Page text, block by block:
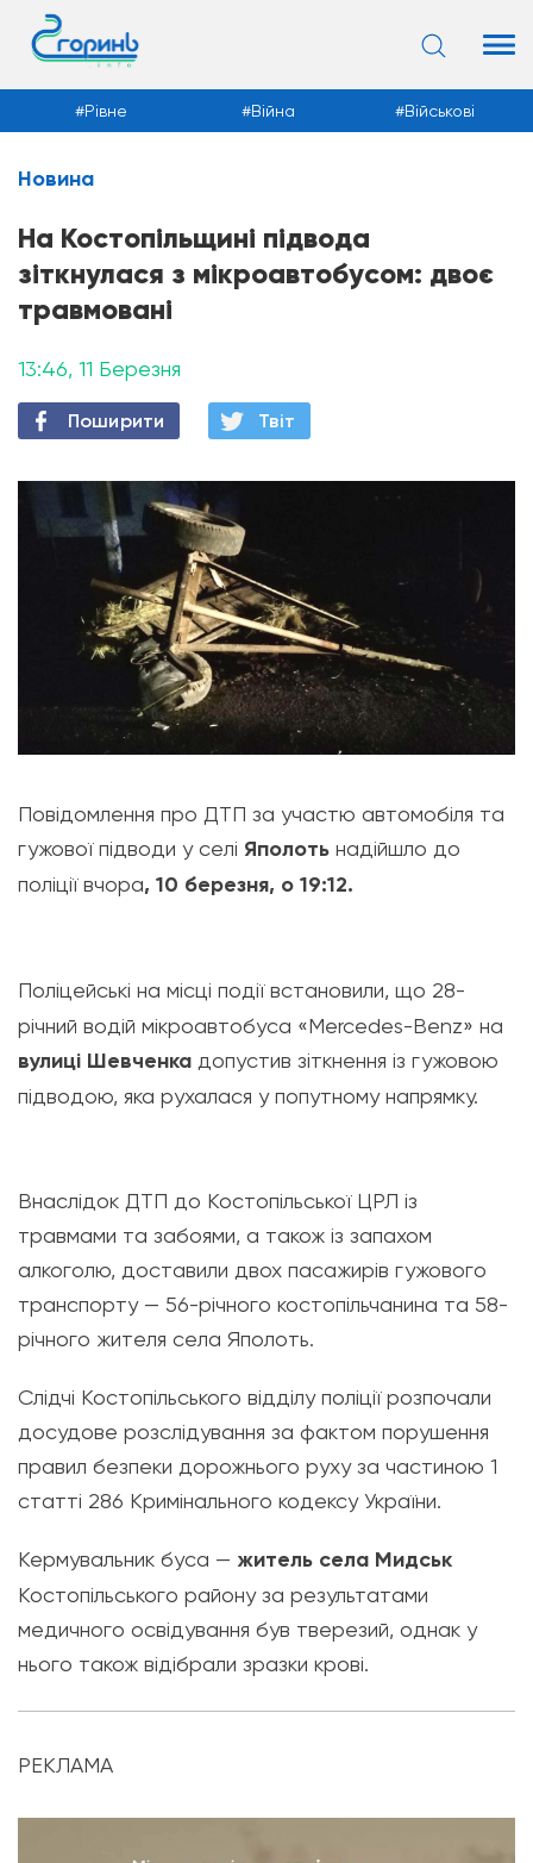
Новини
Рівне Війна Військові
Новина
На Костопільщині підвода
зіткнулася з мікроавтобусом: двоє
травмовані
13:46, 11 Березня
Поширити Твiт
Повідомлення про ДТП за участю автомобіля та
гужової підводи у селі Яполоть надійшло до
поліції вчора, 10 березня, о 19:12.
Поліцейські на місці події встановили, що 28-
річний водій мікроавтобуса «Mercedes-Benz» на
вулиці Шевченка допустив зіткнення із гужовою
підводою, яка рухалася у попутному напрямку.
Внаслідок ДТП до Костопільської ЦРЛ із
травмами та забоями, а також із запахом
алкоголю, доставили двох пасажирів гужового
транспорту — 56-річного костопільчанина та 58-
річного жителя села Яполоть.
Слідчі Костопільського відділу поліції розпочали
досудове розслідування за фактом порушення
правил безпеки дорожнього руху за частиною 1
статті 286 Кримінального кодексу України.
Кермувальник буса — житель села Мидськ
Костопільського району за результатами
медичного освідування був тверезий, однак у
нього також відібрали зразки крові.
РЕКЛАМА